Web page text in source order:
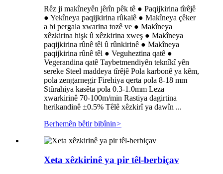
Rêz ji makîneyên jêrîn pêk tê ● Paqijkirina tîrêjê
● Yekîneya paqijkirina rûkalê ● Makîneya çêker
a bi pergala xwarina tozê ve ● Makîneya
xêzkirina hişk û xêzkirina xweş ● Makîneya
paqijkirina rûnê têl û rûnkirinê ● Makîneya
paqijkirina rûnê têl ● Veguheztina qatê ●
Vegerandina qatê Taybetmendiyên teknîkî yên
sereke Steel maddeya tîrêjê Pola karbonê ya kêm,
pola zengarnegir Firehiya qerta pola 8-18 mm
Stûrahiya kasêta pola 0.3-1.0mm Leza
xwarkirinê 70-100m/min Rastiya dagirtina
herikandinê ±0.5% Têlê xêzkirî ya dawîn ...
Berhemên bêtir bibînin>
Xeta xêzkirinê ya pir têl-berbiçav